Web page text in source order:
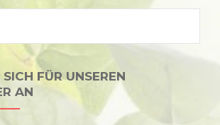
FÜR UNSEREN
AN